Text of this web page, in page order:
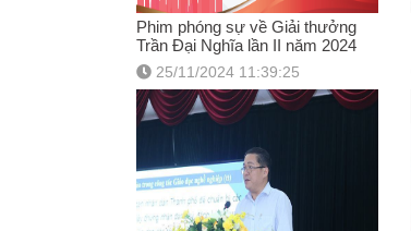
Phim phóng sự về Giải thưởng
Trần Đại Nghĩa lần II năm 2024
25/11/2024 11:39:25